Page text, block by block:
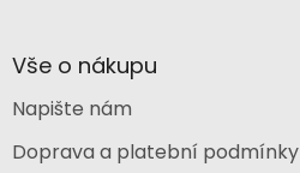
Vše o nákupu
Napište nám
Doprava a platební podmínky